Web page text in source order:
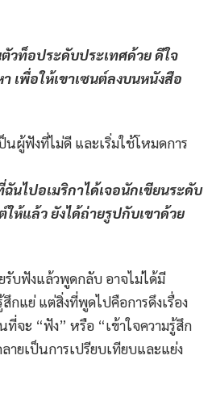
วท็อประดับประเทศด้วย ดีใจ
เพื่อให้เขาเซนต์ลงบนหนังสือ
ผู้ฟังที่ไม่ดี และเริ่มใช้โหมดการ
นไปอเมริกาได้เจอนักเขียนระดับ
ให้แล้ว ยังได้ถ่ายรูปกับเขาด้วย
รับฟังแล้วพูดกลับ อาจไม่ได้มี
กแย่ แต่สิ่งที่พูดไปคือการดึงเรื่อง
จะ “ฟัง” หรือ “เข้าใจความรู้สึก
ายเป็นการเปรียบเทียบและแย่ง